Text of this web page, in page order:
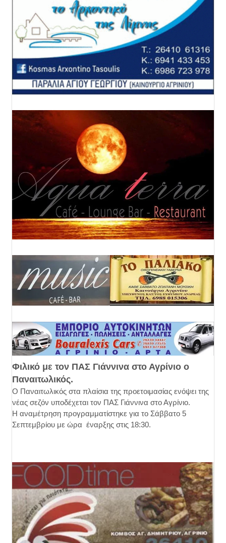
Φιλικό με τον ΠΑΣ Γιάννινα στο Αγρίνιο ο
Παναιτωλικός.
Ο Παναιτωλικός στα πλαίσια της προετοιμασίας ενόψει της
νέας σεζόν υποδέχεται τον ΠΑΣ Γιάννινα στο Αγρίνιο.
Η αναμέτρηση προγραμματίστηκε για το Σάββατο 5
Σεπτεμβρίου με ώρα έναρξης στις 18:30.